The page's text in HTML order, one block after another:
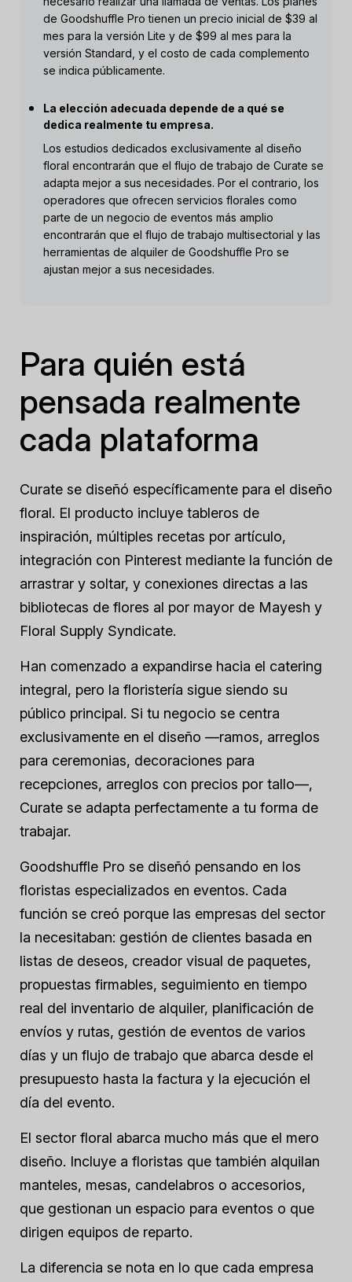
de Goodshuffle Pro tienen un precio inicial de $39 al
mes para la versión Lite y de $99 al mes para la
versión Standard, y el costo de cada complemento
se indica públicamente.
La elección adecuada depende de a qué se
dedica realmente tu empresa.
Los estudios dedicados exclusivamente al diseño
floral encontrarán que el flujo de trabajo de Curate se
adapta mejor a sus necesidades. Por el contrario, los
operadores que ofrecen servicios florales como
parte de un negocio de eventos más amplio
encontrarán que el flujo de trabajo multisectorial y las
herramientas de alquiler de Goodshuffle Pro se
ajustan mejor a sus necesidades.
Para quién está
pensada realmente
cada plataforma
Curate se diseñó específicamente para el diseño
floral. El producto incluye tableros de
inspiración, múltiples recetas por artículo,
integración con Pinterest mediante la función de
arrastrar y soltar, y conexiones directas a las
bibliotecas de flores al por mayor de Mayesh y
Floral Supply Syndicate.
Han comenzado a expandirse hacia el catering
integral, pero la floristería sigue siendo su
público principal. Si tu negocio se centra
exclusivamente en el diseño —ramos, arreglos
para ceremonias, decoraciones para
recepciones, arreglos con precios por tallo—,
Curate se adapta perfectamente a tu forma de
trabajar.
Goodshuffle Pro se diseñó pensando en los
floristas especializados en eventos. Cada
función se creó porque las empresas del sector
la necesitaban: gestión de clientes basada en
listas de deseos, creador visual de paquetes,
propuestas firmables, seguimiento en tiempo
real del inventario de alquiler, planificación de
envíos y rutas, gestión de eventos de varios
días y un flujo de trabajo que abarca desde el
presupuesto hasta la factura y la ejecución el
día del evento.
El sector floral abarca mucho más que el mero
diseño. Incluye a floristas que también alquilan
manteles, mesas, candelabros o accesorios,
que gestionan un espacio para eventos o que
dirigen equipos de reparto.
La diferencia se nota en lo que cada empresa